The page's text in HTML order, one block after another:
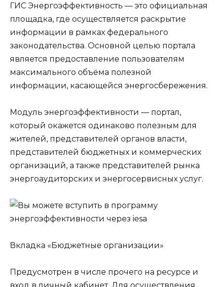
ГИС Энергоэффективность — это официальная
площадка, где осуществляется раскрытие
информации в рамках федерального
законодательства. Основной целью портала
является предоставление пользователям
максимального объёма полезной
информации, касающейся энергосбережения.
Модуль энергоэффективности — портал,
который окажется одинаково полезным для
жителей, представителей органов власти,
представителей бюджетных и коммерческих
организаций, а также представителей рынка
энергоаудиторских и энергосервисных услуг.
Вкладка «Бюджетные организации»
Предусмотрен в числе прочего на ресурсе и